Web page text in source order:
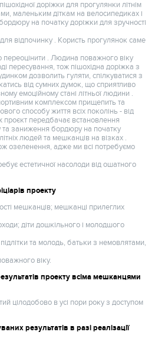
доріжки для прогулянки літнім
маленьким діткам на велосипедиках і
на початку доріжки для зручності
відпочинку . Користь прогулянок саме
переоцінити . Людина поважного віку
пересування, тож пішохідна доріжка з
дозволить гуляти, спілкуватися з
від сумних думок, що сприятливо
емоційному стані літньої людини .
комплексом прищепить та
способу життя всіх поколінь - від
проєкт передбачає встановлення
та заниження бордюру на початку
людей та мешканців на візках .
озеленення, адже ми всі потребуємо
естетичної насолоди від ошатного
проекту
мешканців; мешканці прилеглих
діти дошкільного і молодшого
та молодь, батьки з немовлятами,
віку.
проекту всіма мешканцями
цілодобово в усі пори року з доступом
результатів в разі реалізації